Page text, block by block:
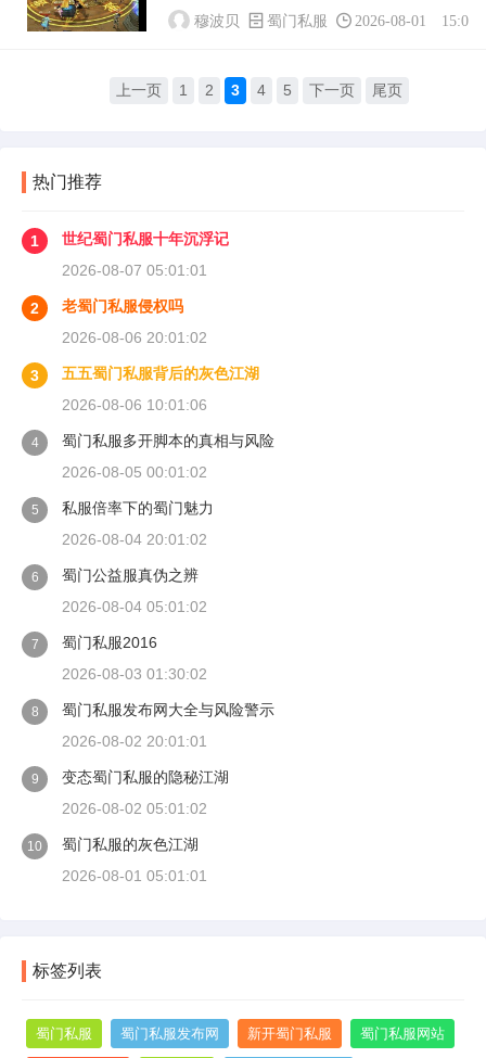
穆波贝 蜀门私服 2026-08-01
上一页 1 2 3 4 5 下一页 尾页
热门推荐
1
世纪蜀门私服十年沉浮记
2026-08-07 05:01:01
2
老蜀门私服侵权吗
2026-08-06 20:01:02
3
五五蜀门私服背后的灰色江湖
2026-08-06 10:01:06
4
蜀门私服多开脚本的真相与风险
2026-08-05 00:01:02
5
私服倍率下的蜀门魅力
2026-08-04 20:01:02
6
蜀门公益服真伪之辨
2026-08-04 05:01:02
7
蜀门私服2016
2026-08-03 01:30:02
8
蜀门私服发布网大全与风险警示
2026-08-02 20:01:01
9
变态蜀门私服的隐秘江湖
2026-08-02 05:01:02
10
蜀门私服的灰色江湖
2026-08-01 05:01:01
标签列表
蜀门私服 蜀门私服发布网 新开蜀门私服 蜀门私服网站